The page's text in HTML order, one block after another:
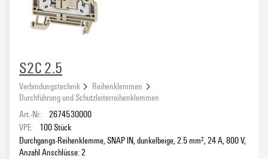
Produktart
PE-Anschluss
Nein(520)
S2C 2.5
Verbindungstechnik
Reihenklemmen
Durchführung und Schutzleiterreihenklemmen
Art.-Nr.: 2674530000
VPE:
100Stück
Durchgangs-Reihenklemme, SNAP IN, dunkelbeige, 2.5 mm², 24 A, 800 V,
Anzahl Anschlüsse: 2